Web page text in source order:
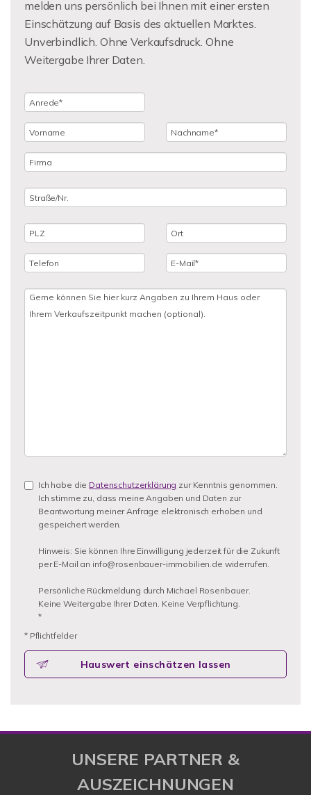
melden uns persönlich bei Ihnen mit einer ersten
Einschätzung auf Basis des aktuellen Marktes.
Unverbindlich. Ohne Verkaufsdruck. Ohne
Weitergabe Ihrer Daten.
Ich habe die Datenschutzerklärung zur Kenntnis genommen.
Ich stimme zu, dass meine Angaben und Daten zur
Beantwortung meiner Anfrage elektronisch erhoben und
gespeichert werden.
Hinweis: Sie können Ihre Einwilligung jederzeit für die Zukunft
per E-Mail an info@rosenbauer-immobilien.de widerrufen.
Persönliche Rückmeldung durch Michael Rosenbauer.
Keine Weitergabe Ihrer Daten. Keine Verpflichtung.
*
* Pflichtfelder
Hauswert einschätzen lassen
UNSERE PARTNER &
AUSZEICHNUNGEN